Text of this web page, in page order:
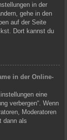
in der
gehe in den
auf der Seite
Dort kannst du
in der Online-
eine
verbergen“. Wenn
Moderatoren
dann als